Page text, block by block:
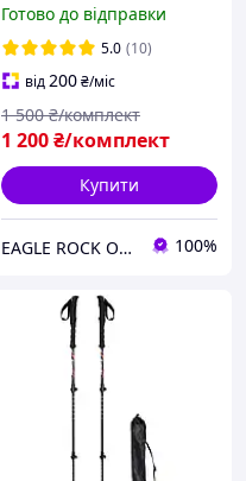
палиці з Темляком (колір
синій) скандинавські
палки
Готово до відправки
5.0 (10)
від200₴/міс
1 200₴/комплект
1 500 ₴/комплект
Купити
EAGLE ROCK Офіційний магазин бренду 100%